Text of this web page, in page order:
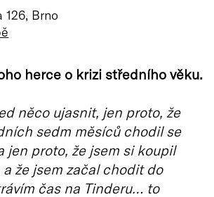
126, Brno
herce o krizi středního věku.
něco ujasnit, jen proto, že
sedm měsíců chodil se
jen proto, že jsem si koupil
že jsem začal chodit do
čas na Tinderu… to